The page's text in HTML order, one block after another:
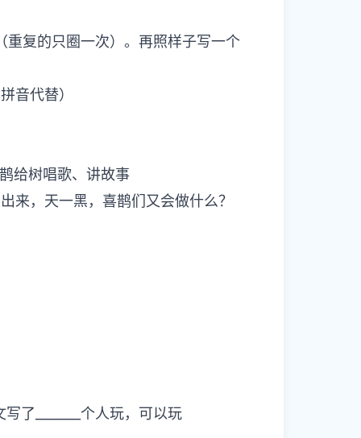
重复的只圈一次）。再照样子写一个
拼音代替）
树唱歌、讲故事
来，天一黑，喜鹊们又会做什么？
了_______个人玩，可以玩